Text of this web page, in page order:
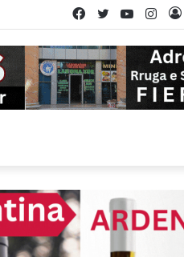
YouTube
Twitter
Facebook